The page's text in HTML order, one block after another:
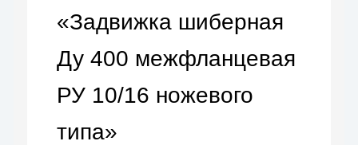
«Задвижка шиберная
Ду 400 межфланцевая
РУ 10/16 ножевого
типа»